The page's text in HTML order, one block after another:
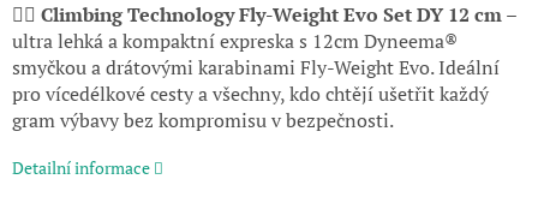
🧗‍♂️ Climbing Technology Fly-Weight Evo Set DY 12 cm–
ultra lehká a kompaktní expreska s 12cm Dyneema®
smyčkou a drátovými karabinami Fly-Weight Evo. Ideální
pro vícedélkové cesty a všechny, kdo chtějí ušetřit každý
gram výbavy bez kompromisu v bezpečnosti.
Detailní informace